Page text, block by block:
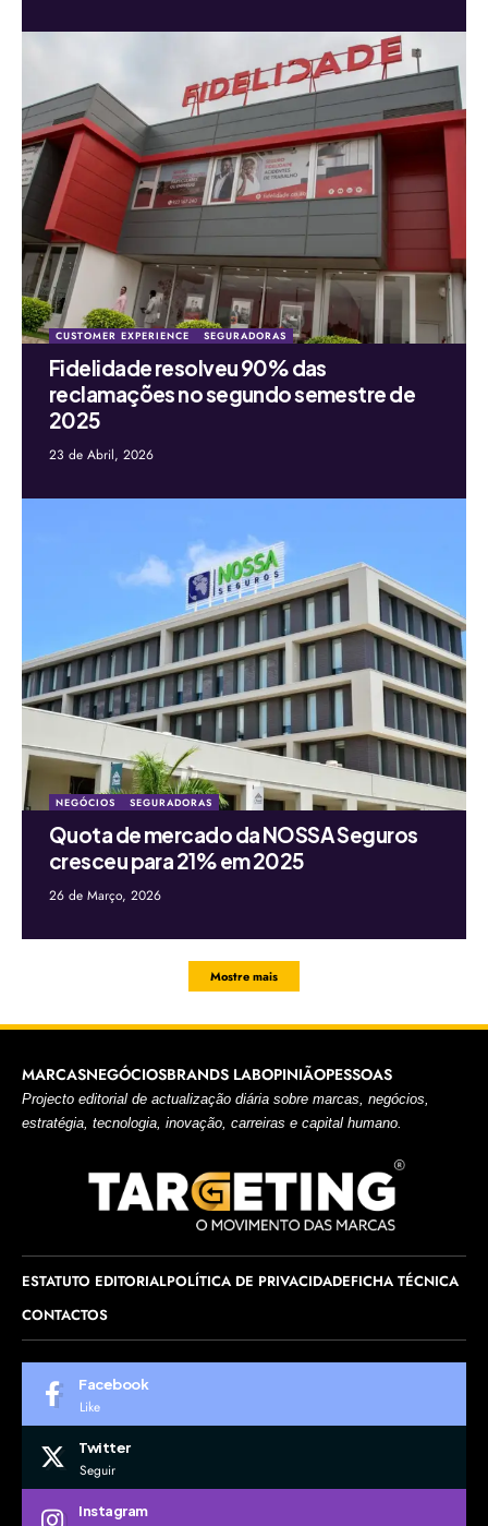
CUSTOMER EXPERIENCE SEGURADORAS
Fidelidade resolveu 90% das
reclamações no segundo semestre de
2025
23 de Abril, 2026
NEGÓCIOS SEGURADORAS
Quota de mercado da NOSSA Seguros
cresceu para 21% em 2025
26 de Março, 2026
Mostre mais
MARCASNEGÓCIOSBRANDS LABOPINIÃOPESSOAS
Projecto editorial de actualização diária sobre marcas, negócios,
estratégia, tecnologia, inovação, carreiras e capital humano.
ESTATUTO EDITORIALPOLÍTICA DE PRIVACIDADEFICHA TÉCNICA
CONTACTOS
Facebook
Like
Twitter
Seguir
Instagram